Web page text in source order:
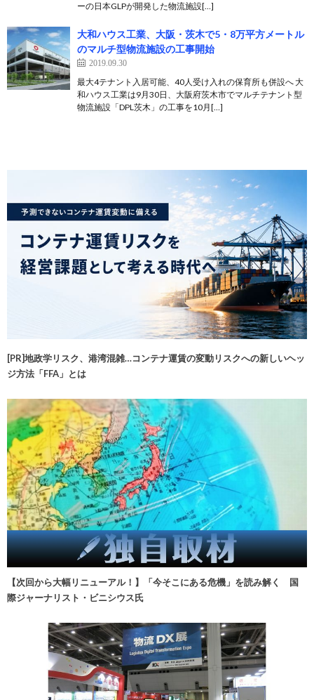
ーの日本GLPが開発した物流施設[…]
大和ハウス工業、大阪・茨木で5・8万平方メートル
のマルチ型物流施設の工事開始
2019.09.30
最大4テナント入居可能、40人受け入れの保育所も併設へ 大
和ハウス工業は9月30日、大阪府茨木市でマルチテナント型
物流施設「DPL茨木」の工事を10月[…]
[PR]地政学リスク、港湾混雑…コンテナ運賃の変動リスクへの新しいヘッ
ジ方法「FFA」とは
【次回から大幅リニューアル！】「今そこにある危機」を読み解く 国
際ジャーナリスト・ビニシウス氏